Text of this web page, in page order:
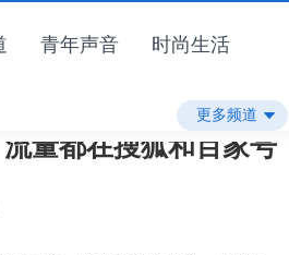
青年声音
时尚生活
更多频道
量都在搜狐和百家号